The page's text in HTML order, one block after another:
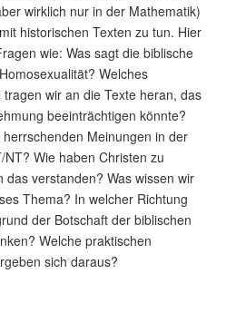
wirklich nur in der Mathematik)
historischen Texten zu tun. Hier
wie: Was sagt die biblische
Welches
tragen wir an die Texte heran, das
beeinträchtigen könnte?
Meinungen in der
NT? Wie haben Christen zu
das verstanden? Was wissen wir
Thema? In welcher Richtung
der Botschaft der biblischen
Welche praktischen
sich daraus?